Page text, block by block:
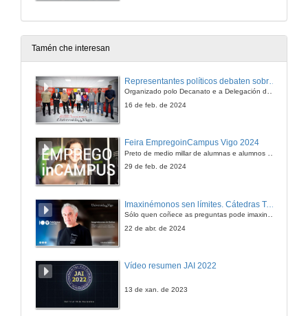
Tamén che interesan
Organizado polo Decanato e a Delegación de Alumnado de Dirección e Xestión Pública e coa participación de candidatos de PP, BNG, PSOE, Sumar e Podemos
16 de feb. de 2024
Feira EmpregoinCampus Vigo 2024
29 de feb. de 2024
Imaxinémonos sen límites. Cátedras Telefónica
Sólo quen coñece as preguntas pode imaxinar novas respostas
22 de abr. de 2024
Vídeo resumen JAI 2022
13 de xan. de 2023